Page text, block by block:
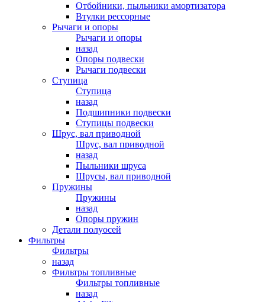
Отбойники, пыльники амортизатора
Втулки рессорные
Рычаги и опоры
Рычаги и опоры
назад
Опоры подвески
Рычаги подвески
Ступица
Ступица
назад
Подшипники подвески
Ступицы подвески
Шрус, вал приводной
Шрус, вал приводной
назад
Пыльники шруса
Шрусы, вал приводной
Пружины
Пружины
назад
Опоры пружин
Детали полуосей
Фильтры
Фильтры
назад
Фильтры топливные
Фильтры топливные
назад